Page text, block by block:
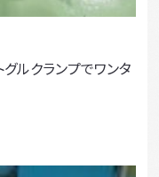
ルクランプでワンタ